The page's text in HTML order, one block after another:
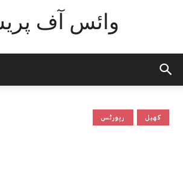
وائس آف
رپورٹس کھیل